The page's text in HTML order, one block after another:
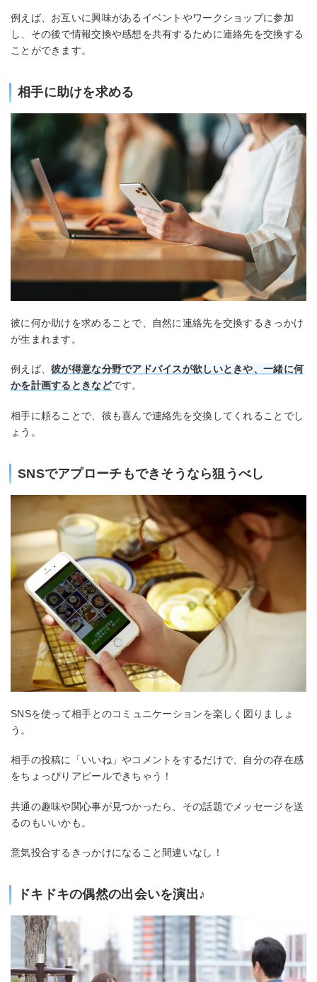
例えば、お互いに興味があるイベントやワークショップに参加
し、その後で情報交換や感想を共有するために連絡先を交換する
ことができます。
相手に助けを求める
彼に何か助けを求めることで、自然に連絡先を交換するきっかけ
が生まれます。
例えば、彼が得意な分野でアドバイスが欲しいときや、一緒に何
かを計画するときなどです。
相手に頼ることで、彼も喜んで連絡先を交換してくれることでし
ょう。
SNSでアプローチもできそうなら狙うべし
SNSを使って相手とのコミュニケーションを楽しく図りましょ
う。
相手の投稿に「いいね」やコメントをするだけで、自分の存在感
をちょっぴりアピールできちゃう！
共通の趣味や関心事が見つかったら、その話題でメッセージを送
るのもいいかも。
意気投合するきっかけになること間違いなし！
ドキドキの偶然の出会いを演出♪